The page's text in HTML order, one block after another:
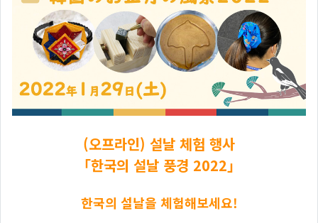
(오프라인) 설날 체험 행사
「한국의 설날 풍경 2022」
한국의 설날을 체험해보세요!